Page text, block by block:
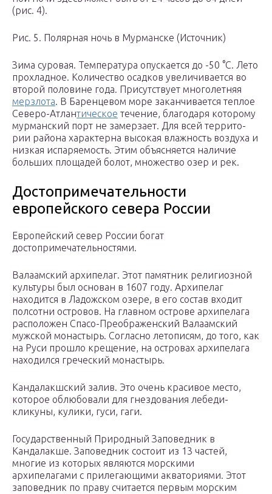
(рис. 4).
Рис. 5. По­ляр­ная ночь в Мур­ман­ске (Ис­точ­ник)
Зима су­ро­вая. Тем­пе­ра­ту­ра опус­ка­ет­ся до -50 °С. Лето
про­хлад­ное. Ко­ли­че­ство осад­ков уве­ли­чи­ва­ет­ся во
вто­рой по­ло­вине года. При­сут­ству­ет мно­го­лет­няя
мерз­ло­та. В Ба­рен­це­вом море за­кан­чи­ва­ет­ся теп­лое
Се­ве­ро-Ат­лан­ти­че­ское те­че­ние, бла­го­да­ря ко­то­ро­му
мур­ман­ский порт не за­мер­за­ет. Для всей тер­ри­то­
рии рай­о­на ха­рак­тер­на вы­со­кая влаж­ность воз­ду­ха и
низ­кая ис­па­ря­е­мость. Этим объ­яс­ня­ет­ся на­ли­чие
боль­ших пло­ща­дей болот, мно­же­ство озер и рек.
Достопримечательности
европейского севера России
Европейский север России богат
достопримечательностями.
Валаамский архипелаг. Этот памятник религиозной
культуры был основан в 1607 году. Архипелаг
находится в Ладожском озере, в его состав входит
полсотни островов. На главном острове архипелага
расположен Спасо-Преображенский Валаамский
мужской монастырь. Согласно летописям, до того, как
на Руси прошло крещение, на островах архипелага
находился греческий монастырь.
Кандалакшский залив. Это очень красивое место,
которое облюбовали для гнездования лебеди-
кликуны, кулики, гуси, гаги.
Государственный Природный Заповедник в
Кандалакше. Заповедник состоит из 13 частей,
многие из которых являются морскими
архипелагами с прилегающими акваториями. Этот
заповедник по праву считается первым морским